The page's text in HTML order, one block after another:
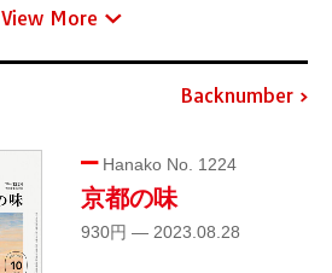
View More
Backnumber
Hanako No. 1224
京都の味
930円 — 2023.08.28